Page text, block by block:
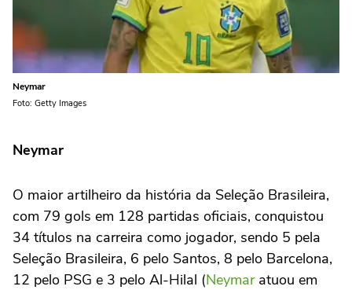
Neymar
Foto: Getty Images
Neymar
O maior artilheiro da história da Seleção Brasileira,
com 79 gols em 128 partidas oficiais, conquistou
34 títulos na carreira como jogador, sendo 5 pela
Seleção Brasileira, 6 pelo Santos, 8 pelo Barcelona,
12 pelo PSG e 3 pelo Al-Hilal (Neymaratuou em